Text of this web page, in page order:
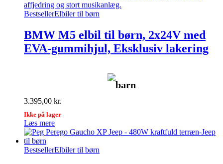
BestsellerElbiler til børn
BMW M5 elbil til børn, 2x24V med
EVA-gummihjul, Eksklusiv lakering
barn
3.395,00 kr.
Ikke på lager
Læs mere
BestsellerElbiler til børn